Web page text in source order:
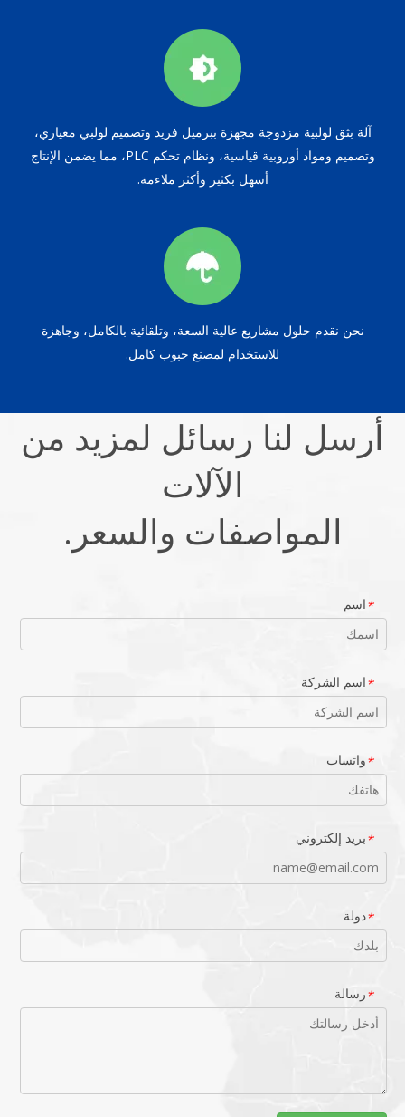
آلة بثق لولبية مزدوجة مجهزة ببرميل فريد وتصميم لولبي معياري،
وتصميم ومواد أوروبية قياسية، ونظام تحكم PLC، مما يضمن الإنتاج
أسهل بكثير وأكثر ملاءمة.
نحن نقدم حلول مشاريع عالية السعة، وتلقائية بالكامل، وجاهزة
للاستخدام لمصنع حبوب كامل.
أرسل لنا رسائل لمزيد من
الآلات
المواصفات والسعر.
*اسم
*اسم الشركة
*واتساب
*بريد إلكتروني
*دولة
*رسالة